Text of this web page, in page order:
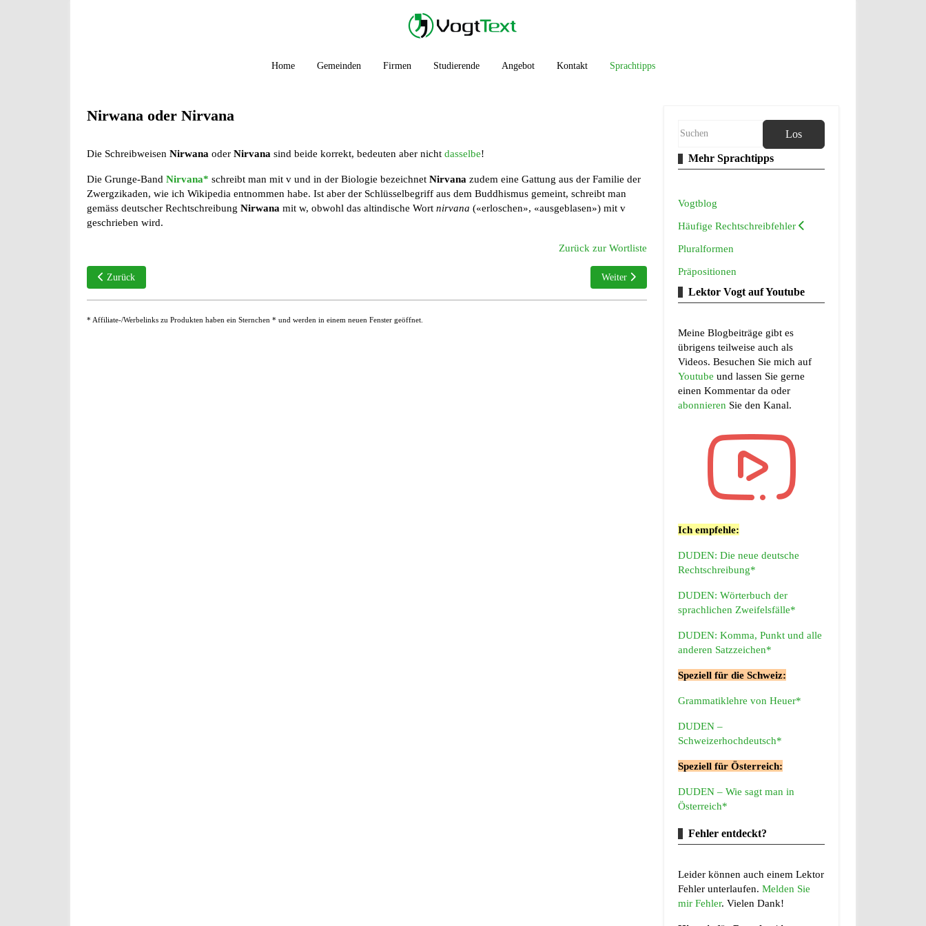
Home Gemeinden Firmen Studierende Angebot Kontakt Sprachtipps
Nirwana oder Nirvana
Die Schreibweisen Nirwana oder Nirvana sind beide korrekt, bedeuten aber nicht dasselbe!
Die Grunge-Band Nirvana* schreibt man mit v und in der Biologie bezeichnet Nirvana zudem eine Gattung aus der Familie der
Zwergzikaden, wie ich Wikipedia entnommen habe. Ist aber der Schlüsselbegriff aus dem Buddhismus gemeint, schreibt man
gemäss deutscher Rechtschreibung Nirwana mit w, obwohl das altindische Wort nirvana («erloschen», «ausgeblasen») mit v
geschrieben wird.
Zurück zur Wortliste
Vorheriger Beitrag: nichts desto trotz oder nichtsdestotrotz
Zurück Nächster Beitrag: nochmals, nochmal oder noch mal
Weiter
* Affiliate-/Werbelinks zu Produkten haben ein Sternchen * und werden in einem neuen Fenster geöffnet.
Los
Mehr Sprachtipps
Vogtblog
Häufige Rechtschreibfehler
Pluralformen
Präpositionen
Lektor Vogt auf Youtube
Meine Blogbeiträge gibt es
übrigens teilweise auch als
Videos. Besuchen Sie mich auf
Youtube und lassen Sie gerne
einen Kommentar da oder
abonnieren Sie den Kanal.
Ich empfehle:
DUDEN: Die neue deutsche
Rechtschreibung*
DUDEN: Wörterbuch der
sprachlichen Zweifelsfälle*
DUDEN: Komma, Punkt und alle
anderen Satzzeichen*
Speziell für die Schweiz:
Grammatiklehre von Heuer*
DUDEN –
Schweizerhochdeutsch*
Speziell für Österreich:
DUDEN – Wie sagt man in
Österreich*
Fehler entdeckt?
Leider können auch einem Lektor
Fehler unterlaufen. Melden Sie
mir Fehler. Vielen Dank!